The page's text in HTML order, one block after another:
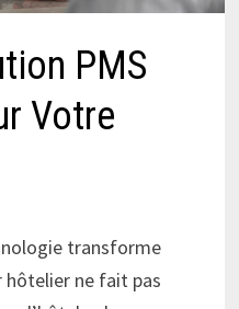
PMS
Votre
transforme
hôtelier ne fait pas